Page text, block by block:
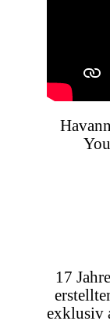
17
exklusiv